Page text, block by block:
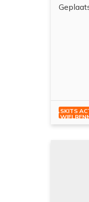
SKITS